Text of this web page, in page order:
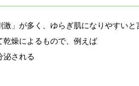
」が多く、ゆらぎ肌になりやすいと
乾燥によるもので、例えば
泌される